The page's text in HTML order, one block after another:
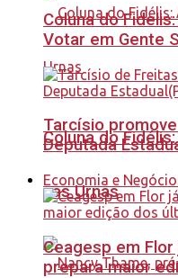
Coluna do
nas Urnas
Coluna do
Votar em Gente
Tarcísio
Deputada
Economia e
Ceagesp em
prepara maior